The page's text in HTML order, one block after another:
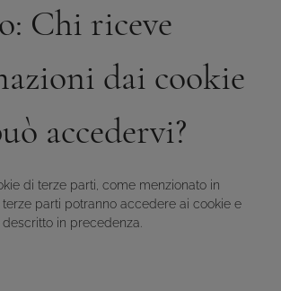
Chi riceve
dai cookie
accedervi?
di terze parti, come menzionato in
parti potranno accedere ai cookie e
in precedenza.